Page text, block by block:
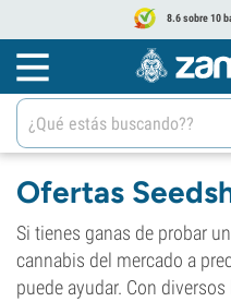
8.6 sobre 10
Ofertas
Si tienes ganas de probar
cannabis del mercado a
puede ayudar. Con